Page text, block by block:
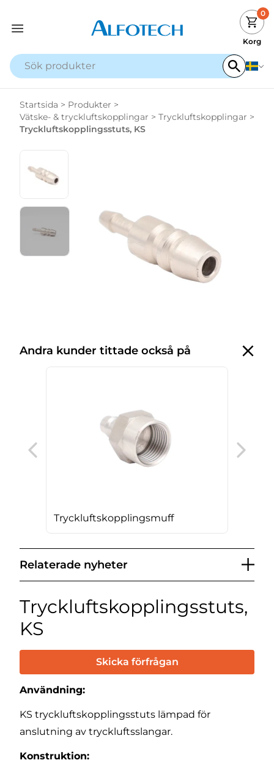
0
Korg
Startsida > Produkter >
Vätske- & tryckluftskopplingar > Tryckluftskopplingar >
Tryckluftskopplingsstuts, KS
Andra kunder tittade också på
Tryckluftskopplingsmuff
Relaterade nyheter
Tryckluftskopplingsstuts,
KS
Skicka förfrågan
Användning:
KS tryckluftskopplingsstuts lämpad för
anslutning av tryckluftsslangar.
Konstruktion: